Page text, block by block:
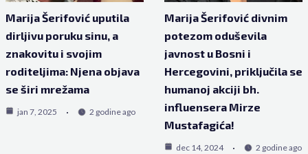
Marija Šerifović uputila
dirljivu poruku sinu, a
znakovitu i svojim
roditeljima: Njena objava
se širi mrežama
jan 7, 2025 2 godine ago
Marija Šerifović divnim
potezom oduševila
javnost u Bosni i
Hercegovini, priključila se
humanoj akciji bh.
influensera Mirze
Mustafagića!
dec 14, 2024 2 godine ago